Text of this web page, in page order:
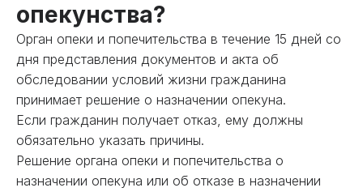
опекунства?
Орган опеки и попечительства в течение 15 дней со
дня представления документов и акта об
обследовании условий жизни гражданина
принимает решение о назначении опекуна.
Если гражданин получает отказ, ему должны
обязательно указать причины.
Решение органа опеки и попечительства о
назначении опекуна или об отказе в назначении